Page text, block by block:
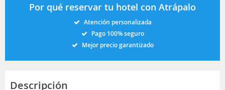
Por qué reservar tu hotel con Atrápalo
Atención personalizada
Pago 100% seguro
Mejor precio garantizado
Descripción